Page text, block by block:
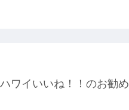
ハワイいいね！！のお勧め